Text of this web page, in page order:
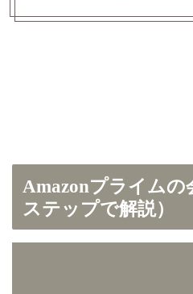
Amazonプライムの
ステップで解説）